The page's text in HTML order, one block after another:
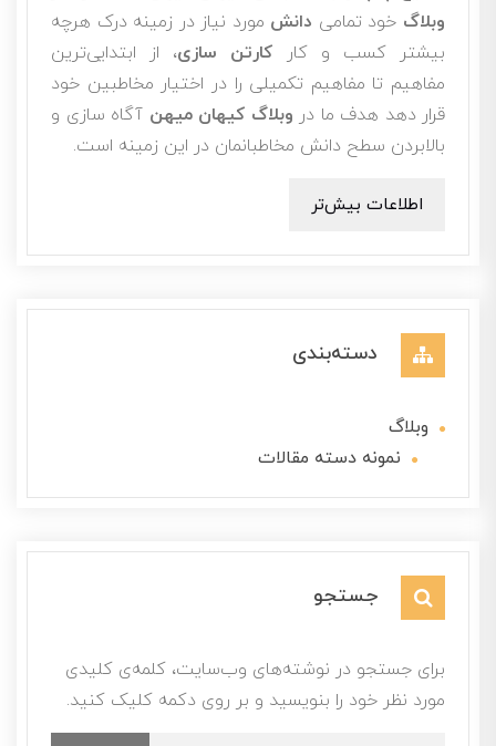
وبلاگ خود تمامی دانش مورد نیاز در زمینه درک هرچه
بیشتر کسب و کار کارتن سازی، از ابتدایی‌ترین
مفاهیم تا مفاهیم تکمیلی را در اختیار مخاطبین خود
قرار دهد هدف ما در وبلاگ کیهان میهن آگاه سازی و
بالابردن سطح دانش مخاطبانمان در این زمینه است.
اطلاعات بیش‌تر
دسته‌بندی
وبلاگ
نمونه دسته مقالات
جستجو
برای جستجو در نوشته‌های وب‌سایت، کلمه‌ی کلیدی
مورد نظر خود را بنویسید و بر روی دکمه کلیک کنید.